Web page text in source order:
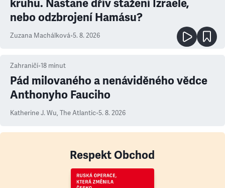
kruhu. Nastane dřív stažení Izraele,
nebo odzbrojení Hamásu?
Zuzana Machálková•5. 8. 2026
Zahraničí•18 minut
Pád milovaného a nenáviděného vědce
Anthonyho Fauciho
Katherine J. Wu, The Atlantic•5. 8. 2026
Respekt Obchod